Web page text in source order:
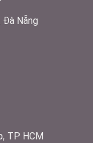
Đà Nẵng
TP HCM